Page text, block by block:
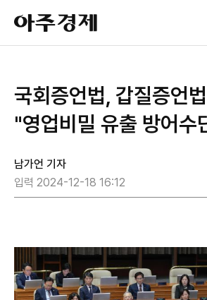
아
주
경
국회증언법, 갑질증언
"영업비밀 유출 방어수
남가언 기자
입력 2024-12-18 16:12